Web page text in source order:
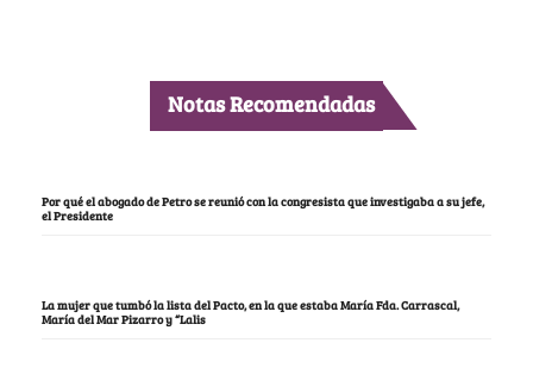
Notas Recomendadas
Por qué el abogado de Petro se reunió con la congresista que investigaba a su jefe,
el Presidente
La mujer que tumbó la lista del Pacto, en la que estaba María Fda. Carrascal,
María del Mar Pizarro y “Lalis